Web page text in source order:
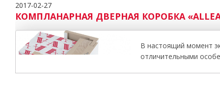
2017-02-27
КОМПЛАНАРНАЯ ДВЕРНАЯ КОРОБКА
В настоящий момент
отличительными